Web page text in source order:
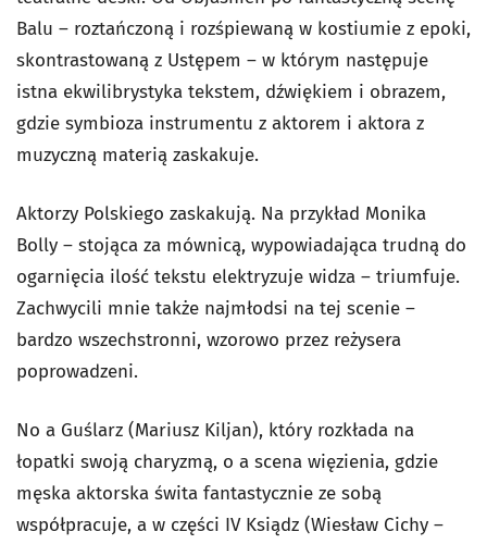
Balu – roztańczoną i rozśpiewaną w kostiumie z epoki,
skontrastowaną z Ustępem – w którym następuje
istna ekwilibrystyka tekstem, dźwiękiem i obrazem,
gdzie symbioza instrumentu z aktorem i aktora z
muzyczną materią zaskakuje.
Aktorzy Polskiego zaskakują. Na przykład Monika
Bolly – stojąca za mównicą, wypowiadająca trudną do
ogarnięcia ilość tekstu elektryzuje widza – triumfuje.
Zachwycili mnie także najmłodsi na tej scenie –
bardzo wszechstronni, wzorowo przez reżysera
poprowadzeni.
No a Guślarz (Mariusz Kiljan), który rozkłada na
łopatki swoją charyzmą, o a scena więzienia, gdzie
męska aktorska świta fantastycznie ze sobą
współpracuje, a w części IV Ksiądz (Wiesław Cichy –